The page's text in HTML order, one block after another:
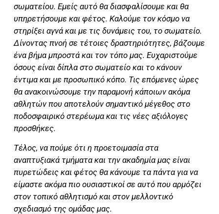
σωματείου. Εμείς αυτό θα διασφαλίσουμε και θα
υπηρετήσουμε και φέτος. Καλούμε τον κόσμο να
στηρίξει αγνά και με τις δυνάμεις του, το σωματείο.
Δίνοντας πνοή σε τέτοιες δραστηριότητες, βάζουμε
ένα βήμα μπροστά και τον τόπο μας. Ευχαριστούμε
όσους είναι δίπλα στο σωματείο και το κάνουν
έντιμα και με προσωπικό κόπο. Τις επόμενες ώρες
θα ανακοινώσουμε την παραμονή κάποιων ακόμα
αθλητών που αποτελούν σημαντικό μέγεθος στο
ποδοσφαιρικό στερέωμα και τις νέες αξιόλογες
προσθήκες.
Τέλος, να πούμε ότι η προετοιμασία στα
αναπτυξιακά τμήματα και την ακαδημία μας είναι
πυρετώδεις και φέτος θα κάνουμε τα πάντα για να
είμαστε ακόμα πιο ουσιαστικοί σε αυτό που αρμόζει
στον τοπικό αθλητισμό και στον μελλοντικό
σχεδιασμό της ομάδας μας.